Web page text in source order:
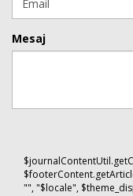
Mesaj
"", "$locale",